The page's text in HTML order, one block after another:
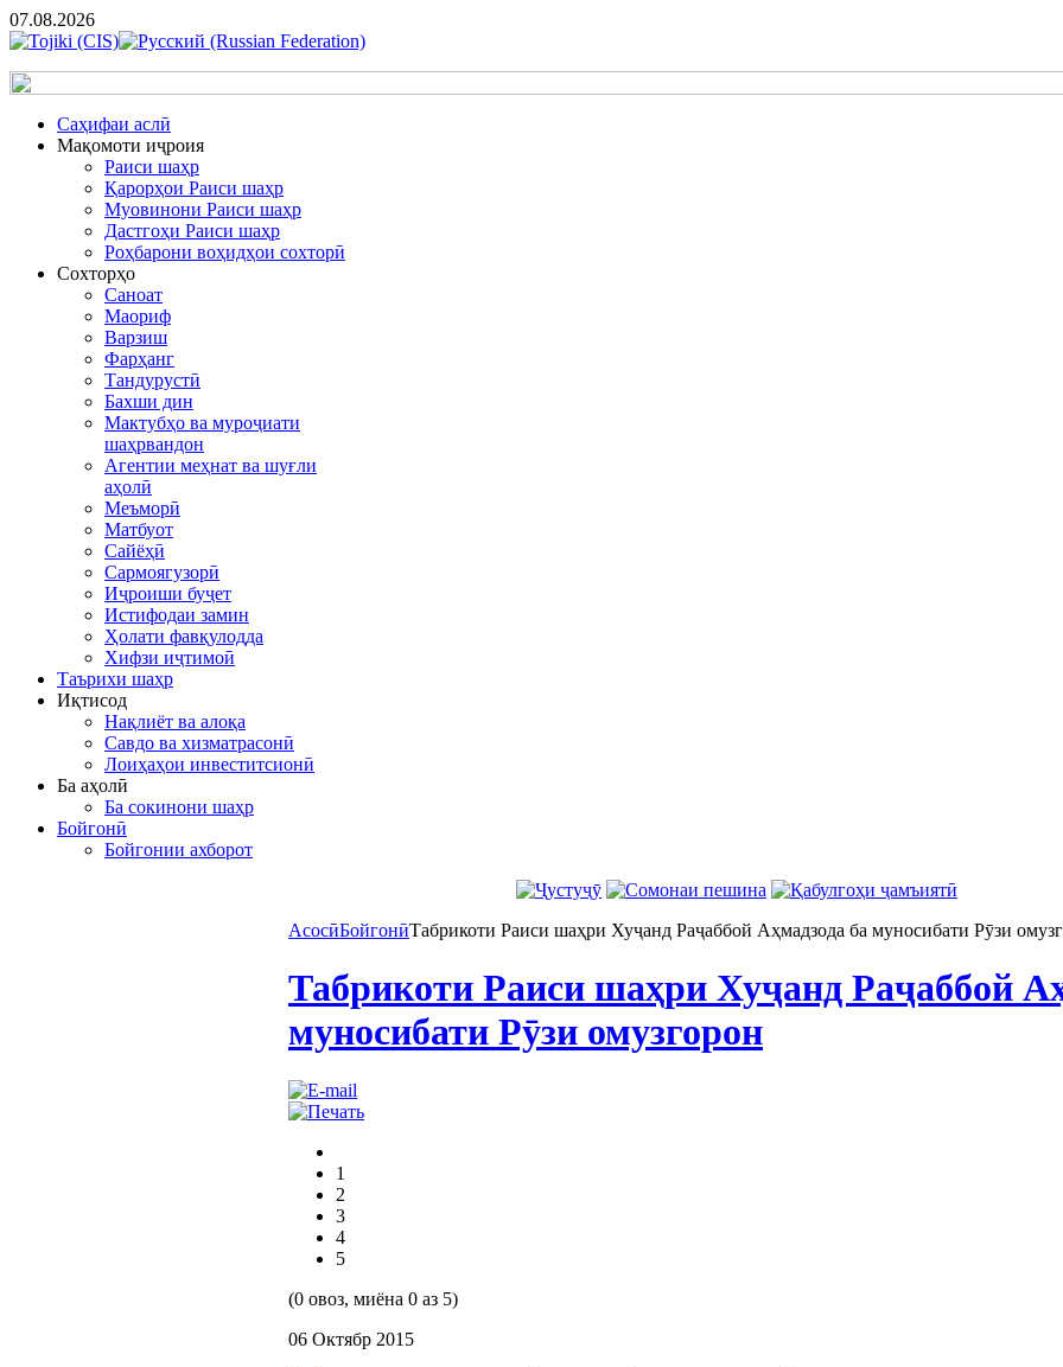
07.08.2026
Cаҳифаи аслӣ
Мақомоти иҷроия
Раиси шаҳр
Қарорҳои Раиси шаҳр
Муовинони Раиси шаҳр
Дастгоҳи Раиси шаҳр
Роҳбарони воҳидҳои сохторӣ
Сохторҳо
Саноат
Маориф
Варзиш
Фарҳанг
Тандурустӣ
Бахши дин
Мактубҳо ва муроҷиати
шаҳрвандон
Агентии меҳнат ва шуғли
аҳолӣ
Меъморӣ
Матбуот
Сайёҳӣ
Сармоягузорӣ
Иҷроиши буҷет
Истифодаи замин
Ҳолати фавқулодда
Хифзи иҷтимоӣ
Таърихи шаҳр
Иқтисод
Нақлиёт ва алоқа
Савдо ва хизматрасонӣ
Лоиҳаҳои инвеститсионӣ
Ба аҳолӣ
Ба сокинони шаҳр
Бойгонӣ
Бойгонии ахборот
АсосӣБойгонӣТабрикоти Раиси шаҳри Хуҷанд Раҷаббой Аҳмадзода ба муносибати Рӯзи
Табрикоти Раиси шаҳри Хуҷанд Раҷаббой
муносибати Рӯзи омузгорон
1
2
3
4
5
(0 овоз, миёна 0 аз 5)
06 Октябр 2015